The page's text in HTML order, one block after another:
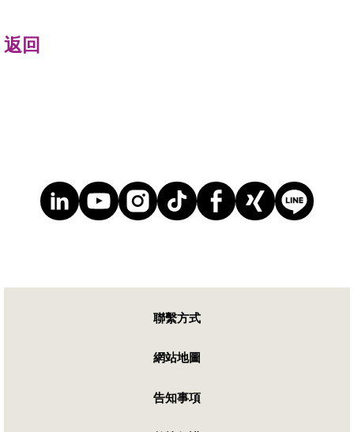
返回
聯繫方式
網站地圖
告知事項